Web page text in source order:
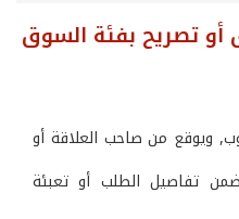
تصريح بفئة السوق
ويوقع من صاحب العلاقة أو
تفاصيل الطلب أو تعبئة